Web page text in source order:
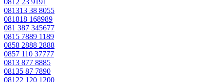
081313 38 8055
081818 168989
081 387 345677
0815 7889 1189
0858 2888 2888
0857 110 37777
0813 877 8885
08135 87 7890
08122 120 1200